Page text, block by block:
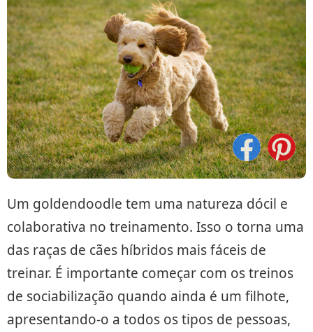
Um goldendoodle tem uma natureza dócil e
colaborativa no treinamento. Isso o torna uma
das raças de cães híbridos mais fáceis de
treinar. É importante começar com os treinos
de sociabilização quando ainda é um filhote,
apresentando-o a todos os tipos de pessoas,